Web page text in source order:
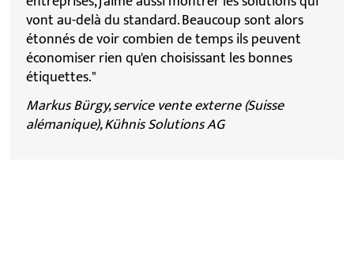
vont au-delà du standard. Beaucoup sont alors
étonnés de voir combien de temps ils peuvent
économiser rien qu'en choisissant les bonnes
étiquettes."
Markus Bürgy, service vente externe (Suisse
alémanique), Kühnis Solutions AG